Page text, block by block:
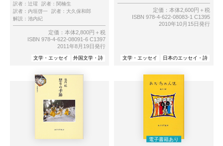
訳者： 辻瑆 訳者： 関楠生
訳者： 内垣啓一 訳者： 大久保和郎
解説： 池内紀
定価：本体2,800円＋税
ISBN 978-4-622-08091-6 C1397
2011年8月19日発行
文学・エッセイ 外国文学・詩
定価：本体2,600円＋税
ISBN 978-4-622-08083-1 C1395
2010年10月15日発行
文学・エッセイ 日本のエッセイ・詩